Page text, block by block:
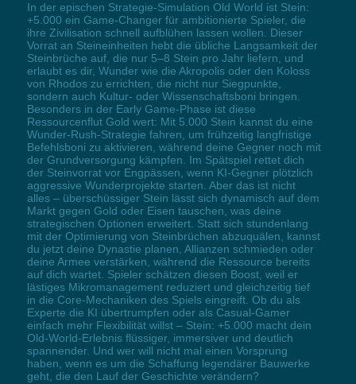
In der epischen Strategie-Simulation Old World ist Stein:
+5.000 ein Game-Changer für ambitionierte Spieler, die
ihre Zivilisation schnell aufblühen lassen wollen. Dieser
Vorrat an Steineinheiten hebt die übliche Langsamkeit der
Steinbrüche auf, die nur 5–8 Stein pro Jahr liefern, und
erlaubt es dir, Wunder wie die Akropolis oder den Koloss
von Rhodos zu errichten, die nicht nur Siegpunkte,
sondern auch Kultur- oder Wissenschaftsboni bringen.
Besonders in der Early Game-Phase ist diese
Ressourcenflut Gold wert: Mit 5.000 Stein kannst du eine
Wunder-Rush-Strategie fahren, um frühzeitig langfristige
Befehlsboni zu aktivieren, während deine Gegner noch mit
der Grundversorgung kämpfen. Im Spätspiel rettet dich
der Steinvorrat vor Engpässen, wenn KI-Gegner plötzlich
aggressive Wunderprojekte starten. Aber das ist nicht
alles – überschüssiger Stein lässt sich dynamisch auf dem
Markt gegen Gold oder Eisen tauschen, was deine
strategischen Optionen erweitert. Statt sich stundenlang
mit der Optimierung von Steinbrüchen abzuquälen, kannst
du jetzt deine Dynastie planen, Allianzen schmieden oder
deine Armee verstärken, während die Ressource bereits
auf dich wartet. Spieler schätzen diesen Boost, weil er
lästiges Mikromanagement reduziert und gleichzeitig tief
in die Core-Mechaniken des Spiels eingreift. Ob du als
Experte die KI übertrumpfen oder als Casual-Gamer
einfach mehr Flexibilität willst – Stein: +5.000 macht dein
Old-World-Erlebnis flüssiger, immersiver und deutlich
spannender. Und wer will nicht mal einen Vorsprung
haben, wenn es um die Schaffung legendärer Bauwerke
geht, die den Lauf der Geschichte verändern?